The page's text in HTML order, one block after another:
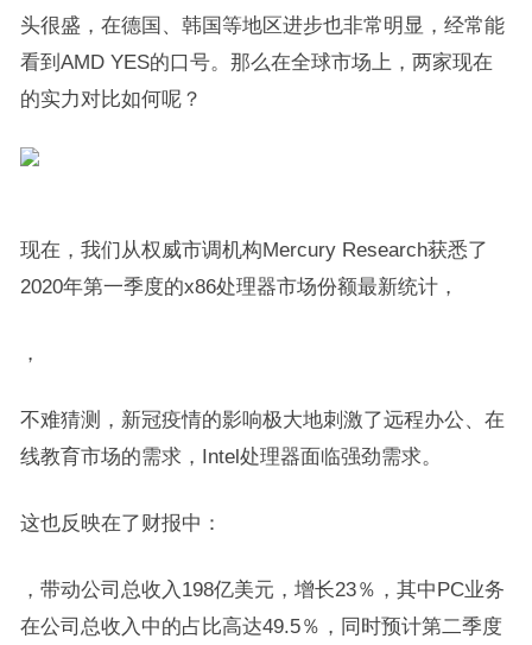
头很盛，在德国、韩国等地区进步也非常明显，经常能
看到AMD YES的口号。那么在全球市场上，两家现在
的实力对比如何呢？
现在，我们从权威市调机构Mercury Research获悉了
2020年第一季度的x86处理器市场份额最新统计，
，
不难猜测，新冠疫情的影响极大地刺激了远程办公、在
线教育市场的需求，Intel处理器面临强劲需求。
这也反映在了财报中：
，带动公司总收入198亿美元，增长23％，其中PC业务
在公司总收入中的占比高达49.5％，同时预计第二季度